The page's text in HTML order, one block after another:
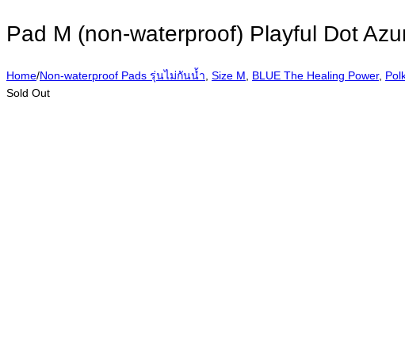
Pad M (non-waterproof) Playful Dot
Home/Non-waterproof Pads รุ่นไม่กันน้ำ Size M BLUE The Healing Power,
Sold Out